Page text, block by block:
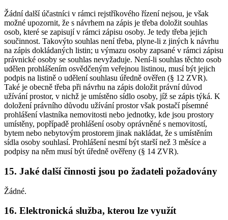
Žádní další účastníci v rámci rejstříkového řízení nejsou, je však
možné upozornit, že s návrhem na zápis je třeba doložit souhlas
osob, které se zapisují v rámci zápisu osoby. Je tedy třeba jejich
součinnost. Takovýto souhlas není třeba, plyne-li z jiných k návrhu
na zápis dokládaných listin; u výmazu osoby zapsané v rámci zápisu
právnické osoby se souhlas nevyžaduje. Není-li souhlas těchto osob
udělen prohlášením osvědčeným veřejnou listinou, musí být jejich
podpis na listině o udělení souhlasu úředně ověřen (§ 12 ZVR).
Také je obecně třeba při návrhu na zápis doložit právní důvod
užívání prostor, v nichž je umístěno sídlo osoby, jíž se zápis týká. K
doložení právního důvodu užívání prostor však postačí písemné
prohlášení vlastníka nemovitosti nebo jednotky, kde jsou prostory
umístěny, popřípadě prohlášení osoby oprávněné s nemovitostí,
bytem nebo nebytovým prostorem jinak nakládat, že s umístěním
sídla osoby souhlasí. Prohlášení nesmí být starší než 3 měsíce a
podpisy na něm musí být úředně ověřeny (§ 14 ZVR).
15. Jaké další činnosti jsou po žadateli požadovány
Žádné.
16. Elektronická služba, kterou lze využít